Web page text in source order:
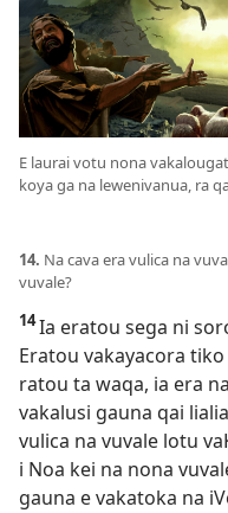
E laurai votu nona
koya ga na lewenivanua, ra
14. Na cava era vulica na
vuvale?
14Ia eratou sega ni
Eratou vakayacora
ratou ta waqa, ia era
vakalusi gauna qai
vulica na vuvale lotu
i Noa kei na nona
gauna e vakatoka na